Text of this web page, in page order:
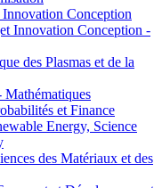
Conception
Innovation Conception -
des Plasmas et de la
et Finance
Energy, Science
des Matériaux et des